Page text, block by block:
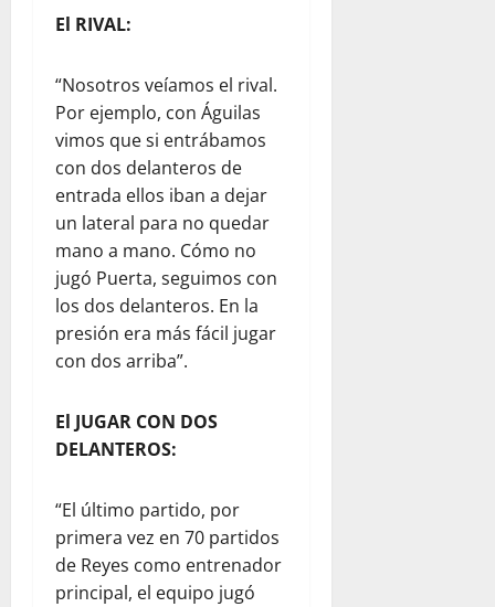
El RIVAL:
“Nosotros veíamos el rival.
Por ejemplo, con Águilas
vimos que si entrábamos
con dos delanteros de
entrada ellos iban a dejar
un lateral para no quedar
mano a mano. Cómo no
jugó Puerta, seguimos con
los dos delanteros. En la
presión era más fácil jugar
con dos arriba”.
El JUGAR CON DOS
DELANTEROS:
“El último partido, por
primera vez en 70 partidos
de Reyes como entrenador
principal, el equipo jugó